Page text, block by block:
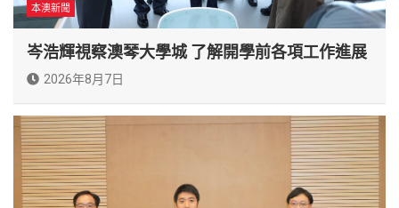
本澳新聞
岑浩輝視察澳琴大學城 了解開學前各項工作進展
2026年8月7日